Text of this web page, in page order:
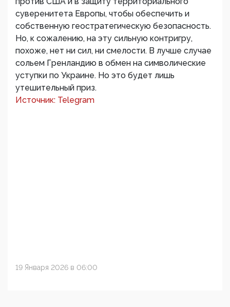
суверенитета Европы, чтобы обеспечить и
собственную геостратегическую безопасность.
Но, к сожалению, на эту сильную контригру,
похоже, нет ни сил, ни смелости. В лучше случае
сольем Гренландию в обмен на символические
уступки по Украине. Но это будет лишь
утешительный приз.
Источник: Telegram
19 Января 2026 в 06:00